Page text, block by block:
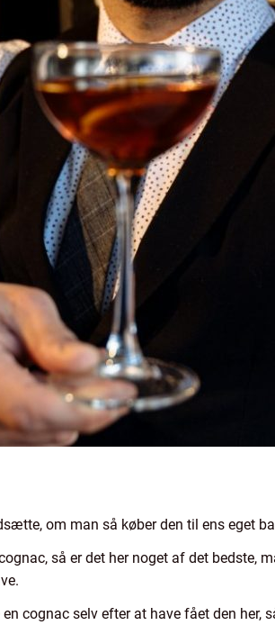
om man så køber den til ens eget
så er det her noget af det bedste,
cognac selv efter at have fået den